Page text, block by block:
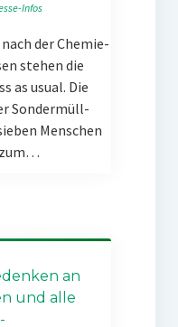
Infos
der Chemie-
stehen die
as usual. Die
Sondermüll-
Menschen
zum…
an
und alle